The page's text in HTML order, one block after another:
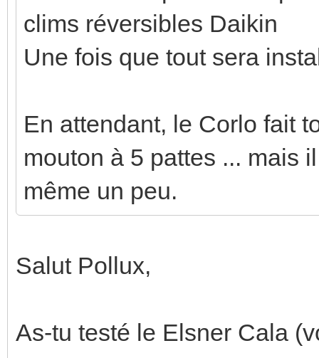
clims réversibles Daikin
Une fois que tout sera
En attendant, le Corlo fait
mouton à 5 pattes ... mais
même un peu.
Salut Pollux,
As-tu testé le Elsner Cala